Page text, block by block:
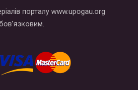
порталу www.upogau.org